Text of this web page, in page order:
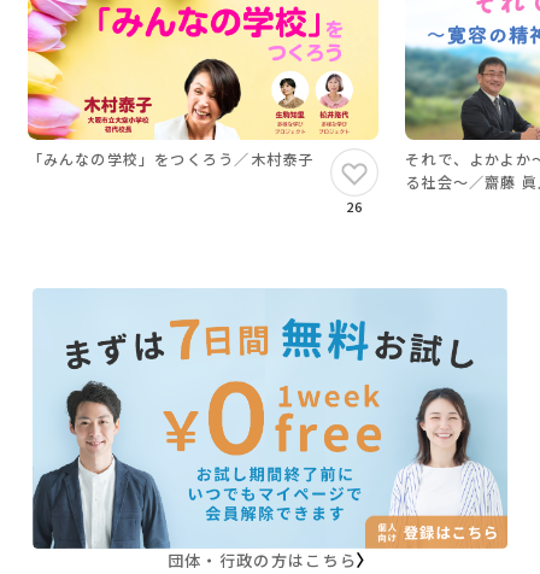
・「能力」に囚われなくなる
・子どもや自分にとって本当に大切なことは何か
を考えることができるようになる
・自分や他者の良いところに目を向けるきっかけ
になる
サイトにログインすると、講座資料を閲覧専用に
■2025年10月25日開催
※登壇者の肩書等は開催時のものです
「みんなの学校」をつくろう／木村泰子
26
それで、よかよか
る社会～／齋藤
団体・行政の方はこちら